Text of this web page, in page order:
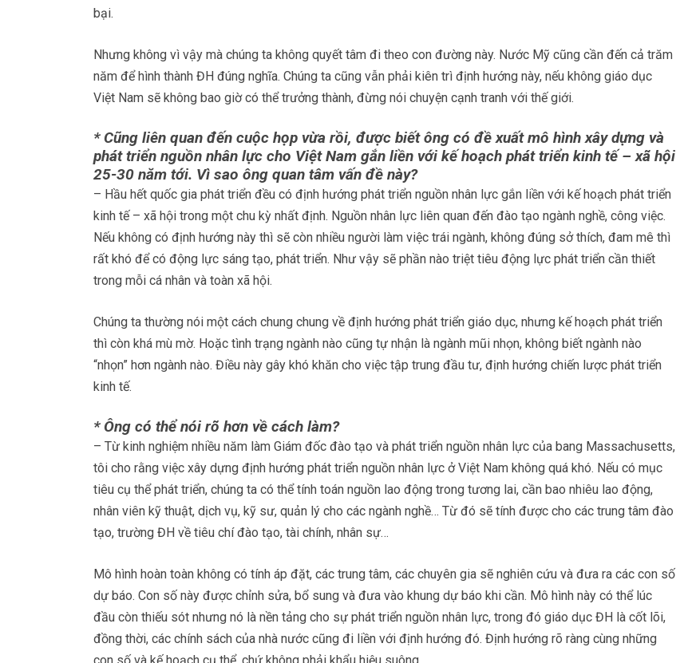
bại.
Nhưng không vì vậy mà chúng ta không quyết tâm đi theo con đường này. Nước Mỹ cũng cần đến cả trăm
năm để hình thành ĐH đúng nghĩa. Chúng ta cũng vẫn phải kiên trì định hướng này, nếu không giáo dục
Việt Nam sẽ không bao giờ có thể trưởng thành, đừng nói chuyện cạnh tranh với thế giới.
* Cũng liên quan đến cuộc họp vừa rồi, được biết ông có đề xuất mô hình xây dựng và
phát triển nguồn nhân lực cho Việt Nam gắn liền với kế hoạch phát triển kinh tế – xã hội
25-30 năm tới. Vì sao ông quan tâm vấn đề này?
– Hầu hết quốc gia phát triển đều có định hướng phát triển nguồn nhân lực gắn liền với kế hoạch phát triển
kinh tế – xã hội trong một chu kỳ nhất định. Nguồn nhân lực liên quan đến đào tạo ngành nghề, công việc.
Nếu không có định hướng này thì sẽ còn nhiều người làm việc trái ngành, không đúng sở thích, đam mê thì
rất khó để có động lực sáng tạo, phát triển. Như vậy sẽ phần nào triệt tiêu động lực phát triển cần thiết
trong mỗi cá nhân và toàn xã hội.
Chúng ta thường nói một cách chung chung về định hướng phát triển giáo dục, nhưng kế hoạch phát triển
thì còn khá mù mờ. Hoặc tình trạng ngành nào cũng tự nhận là ngành mũi nhọn, không biết ngành nào
“nhọn” hơn ngành nào. Điều này gây khó khăn cho việc tập trung đầu tư, định hướng chiến lược phát triển
kinh tế.
* Ông có thể nói rõ hơn về cách làm?
– Từ kinh nghiệm nhiều năm làm Giám đốc đào tạo và phát triển nguồn nhân lực của bang Massachusetts,
tôi cho rằng việc xây dựng định hướng phát triển nguồn nhân lực ở Việt Nam không quá khó. Nếu có mục
tiêu cụ thể phát triển, chúng ta có thể tính toán nguồn lao động trong tương lai, cần bao nhiêu lao động,
nhân viên kỹ thuật, dịch vụ, kỹ sư, quản lý cho các ngành nghề… Từ đó sẽ tính được cho các trung tâm đào
tạo, trường ĐH về tiêu chí đào tạo, tài chính, nhân sự…
Mô hình hoàn toàn không có tính áp đặt, các trung tâm, các chuyên gia sẽ nghiên cứu và đưa ra các con số
dự báo. Con số này được chỉnh sửa, bổ sung và đưa vào khung dự báo khi cần. Mô hình này có thể lúc
đầu còn thiếu sót nhưng nó là nền tảng cho sự phát triển nguồn nhân lực, trong đó giáo dục ĐH là cốt lõi,
đồng thời, các chính sách của nhà nước cũng đi liền với định hướng đó. Định hướng rõ ràng cùng những